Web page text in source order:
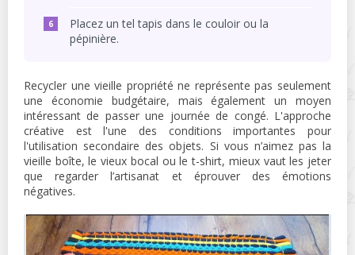
Placez un tel tapis dans le couloir ou la
pépinière.
Recycler une vieille propriété ne représente pas seulement
une économie budgétaire, mais également un moyen
intéressant de passer une journée de congé. L'approche
créative est l'une des conditions importantes pour
l'utilisation secondaire des objets. Si vous n’aimez pas la
vieille boîte, le vieux bocal ou le t-shirt, mieux vaut les jeter
que regarder l’artisanat et éprouver des émotions
négatives.